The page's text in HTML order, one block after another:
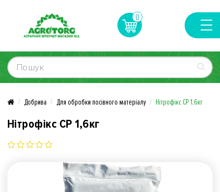
0
Добрива Для обробки посівного матеріалу Нітрофікс СР 1,6кг
Нітрофікс СР 1,6кг